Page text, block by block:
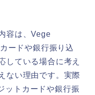
容は、Vege
ードや銀行振り込
している場合に考え
ない理由です。実際
ットカードや銀行振